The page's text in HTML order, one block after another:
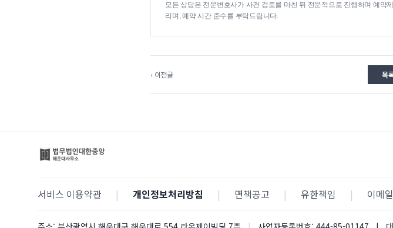
모든 상담은 전문변호사가 사건 검토를 마친 뒤 전문적으로 진행하며 예약
리며, 예약 시간 준수를 부탁드립니다.
‹ 이전글 목
서비스 이용약관 | 개인정보처리방침 | 면책공고 | 유한책임 | 이메